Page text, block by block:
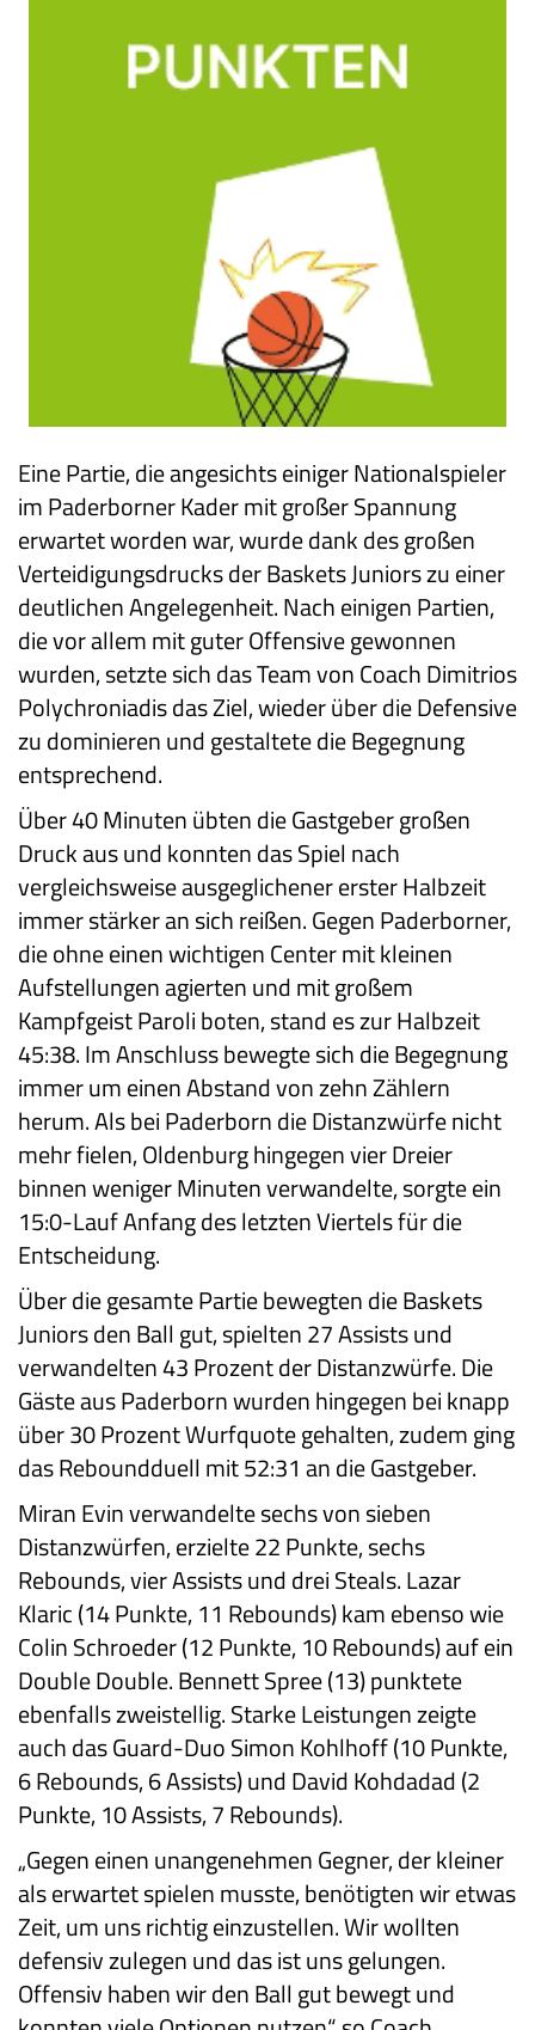
Eine Partie, die angesichts einiger Nationalspieler
im Paderborner Kader mit großer Spannung
erwartet worden war, wurde dank des großen
Verteidigungsdrucks der Baskets Juniors zu einer
deutlichen Angelegenheit. Nach einigen Partien,
die vor allem mit guter Offensive gewonnen
wurden, setzte sich das Team von Coach Dimitrios
Polychroniadis das Ziel, wieder über die Defensive
zu dominieren und gestaltete die Begegnung
entsprechend.
Über 40 Minuten übten die Gastgeber großen
Druck aus und konnten das Spiel nach
vergleichsweise ausgeglichener erster Halbzeit
immer stärker an sich reißen. Gegen Paderborner,
die ohne einen wichtigen Center mit kleinen
Aufstellungen agierten und mit großem
Kampfgeist Paroli boten, stand es zur Halbzeit
45:38. Im Anschluss bewegte sich die Begegnung
immer um einen Abstand von zehn Zählern
herum. Als bei Paderborn die Distanzwürfe nicht
mehr fielen, Oldenburg hingegen vier Dreier
binnen weniger Minuten verwandelte, sorgte ein
15:0-Lauf Anfang des letzten Viertels für die
Entscheidung.
Über die gesamte Partie bewegten die Baskets
Juniors den Ball gut, spielten 27 Assists und
verwandelten 43 Prozent der Distanzwürfe. Die
Gäste aus Paderborn wurden hingegen bei knapp
über 30 Prozent Wurfquote gehalten, zudem ging
das Reboundduell mit 52:31 an die Gastgeber.
Miran Evin verwandelte sechs von sieben
Distanzwürfen, erzielte 22 Punkte, sechs
Rebounds, vier Assists und drei Steals. Lazar
Klaric (14 Punkte, 11 Rebounds) kam ebenso wie
Colin Schroeder (12 Punkte, 10 Rebounds) auf ein
Double Double. Bennett Spree (13) punktete
ebenfalls zweistellig. Starke Leistungen zeigte
auch das Guard-Duo Simon Kohlhoff (10 Punkte,
6 Rebounds, 6 Assists) und David Kohdadad (2
Punkte, 10 Assists, 7 Rebounds).
„Gegen einen unangenehmen Gegner, der kleiner
als erwartet spielen musste, benötigten wir etwas
Zeit, um uns richtig einzustellen. Wir wollten
defensiv zulegen und das ist uns gelungen.
Offensiv haben wir den Ball gut bewegt und